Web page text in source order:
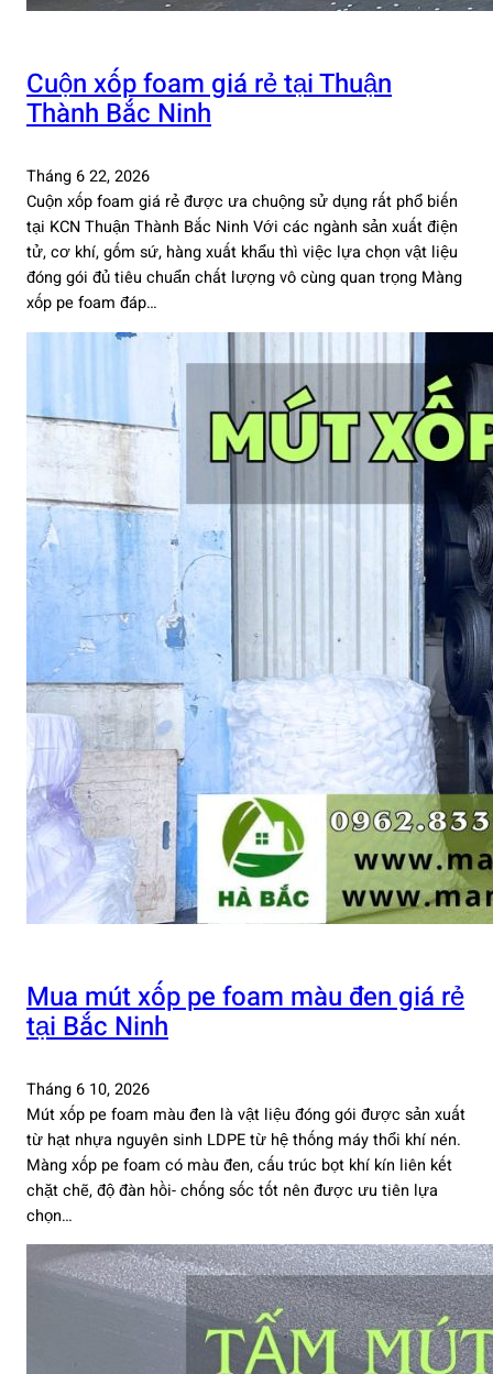
Cuộn xốp foam giá rẻ tại Thuận
Thành Bắc Ninh
Tháng 6 22, 2026
Cuộn xốp foam giá rẻ được ưa chuộng sử dụng rất phổ biến
tại KCN Thuận Thành Bắc Ninh Với các ngành sản xuất điện
tử, cơ khí, gốm sứ, hàng xuất khẩu thì việc lựa chọn vật liệu
đóng gói đủ tiêu chuẩn chất lượng vô cùng quan trọng Màng
xốp pe foam đáp…
Mua mút xốp pe foam màu đen giá rẻ
tại Bắc Ninh
Tháng 6 10, 2026
Mút xốp pe foam màu đen là vật liệu đóng gói được sản xuất
từ hạt nhựa nguyên sinh LDPE từ hệ thống máy thổi khí nén.
Màng xốp pe foam có màu đen, cấu trúc bọt khí kín liên kết
chặt chẽ, độ đàn hồi- chống sốc tốt nên được ưu tiên lựa
chọn…